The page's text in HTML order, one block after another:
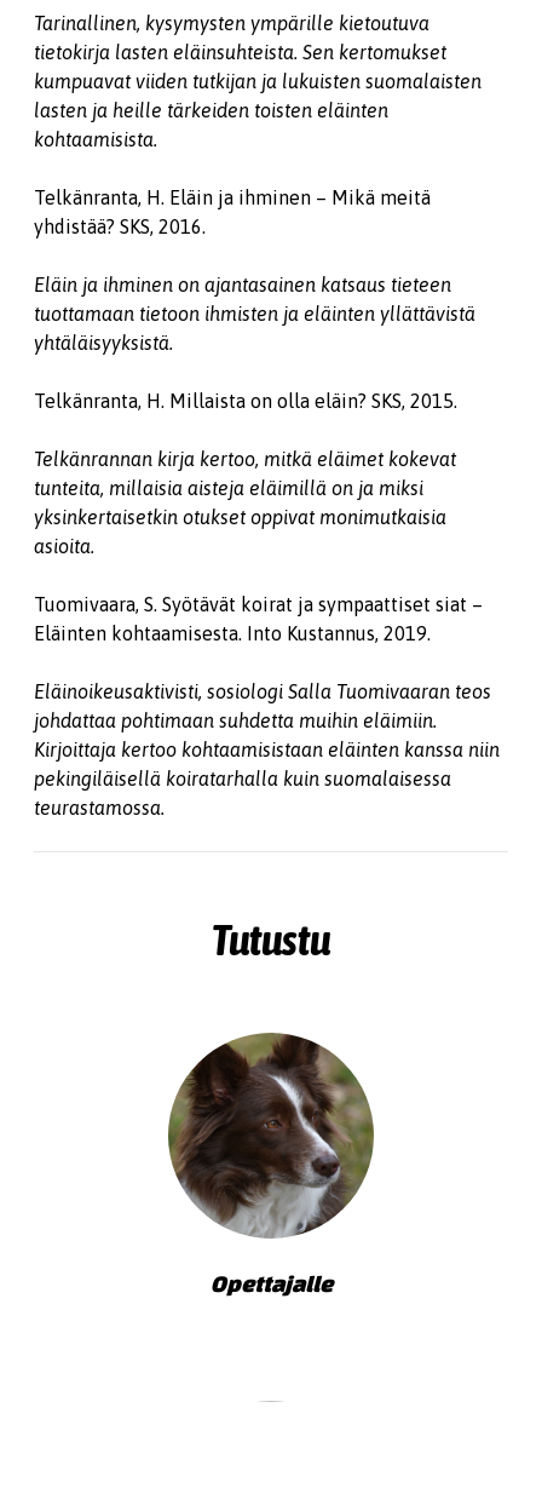
Tarinallinen, kysymysten ympärille kietoutuva
tietokirja lasten eläinsuhteista. Sen kertomukset
kumpuavat viiden tutkijan ja lukuisten suomalaisten
lasten ja heille tärkeiden toisten eläinten
kohtaamisista.
Telkänranta, H. Eläin ja ihminen – Mikä meitä
yhdistää? SKS, 2016.
Eläin ja ihminen on ajantasainen katsaus tieteen
tuottamaan tietoon ihmisten ja eläinten yllättävistä
yhtäläisyyksistä.
Telkänranta, H. Millaista on olla eläin? SKS, 2015.
Telkänrannan kirja kertoo, mitkä eläimet kokevat
tunteita, millaisia aisteja eläimillä on ja miksi
yksinkertaisetkin otukset oppivat monimutkaisia
asioita.
Tuomivaara, S. Syötävät koirat ja sympaattiset siat –
Eläinten kohtaamisesta. Into Kustannus, 2019.
Eläinoikeusaktivisti, sosiologi Salla Tuomivaaran teos
johdattaa pohtimaan suhdetta muihin eläimiin.
Kirjoittaja kertoo kohtaamisistaan eläinten kanssa niin
pekingiläisellä koiratarhalla kuin suomalaisessa
teurastamossa.
Tutustu
Opettajalle